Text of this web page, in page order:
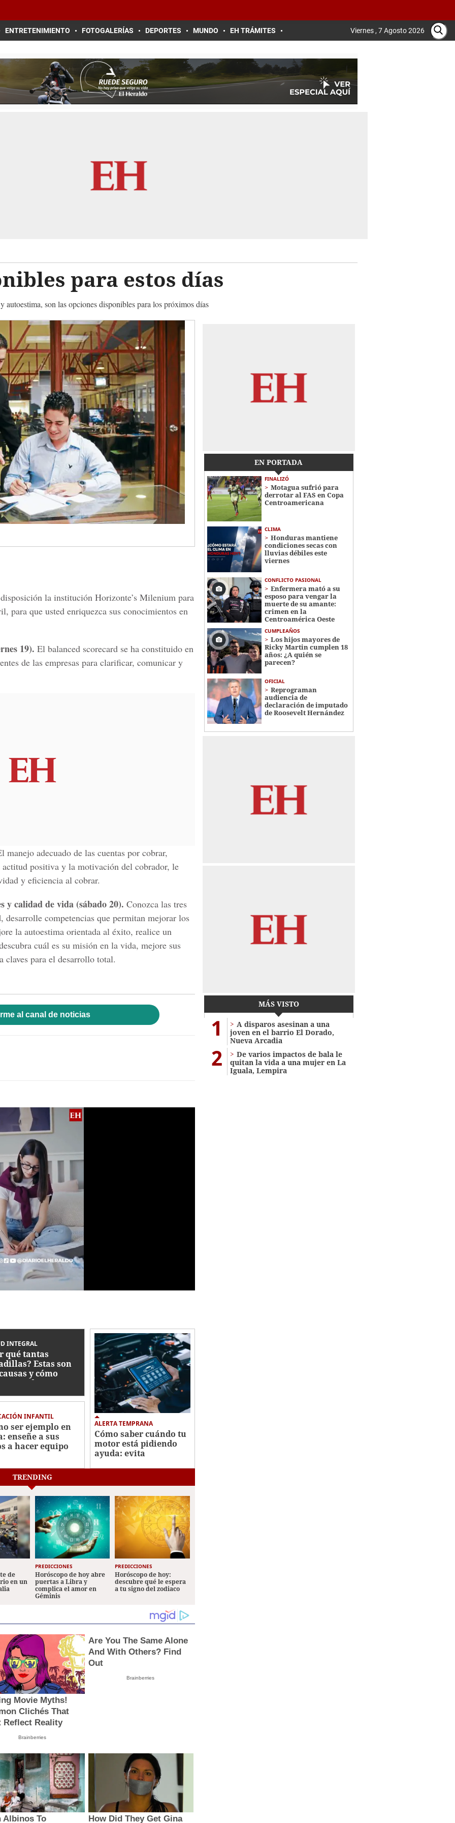
ENTRETENIMIENTO FOTOGALERÍAS DEPORTES MUNDO EH TRÁMITES Viernes , 7 Agosto 2026
para estos días
autoestima, son las opciones disponibles para los próximos días
la institución Horizonte’s Milenium para
para que usted enriquezca sus conocimientos en
19). El balanced scorecard se ha constituido en
de las empresas para clarificar, comunicar y
manejo adecuado de las cuentas por cobrar,
positiva y la motivación del cobrador, le
y eficiencia al cobrar.
y calidad de vida (sábado 20). Conozca las tres
competencias que permitan mejorar los
la autoestima orientada al éxito, realice un
cuál es su misión en la vida, mejore sus
claves para el desarrollo total.
al canal de noticias
INTEGRAL
qué tantas
Estas son
y cómo
su descanso
INFANTIL
ser ejemplo en
enseñe a sus
a hacer equipo
ALERTA TEMPRANA
Cómo saber cuándo tu
motor está pidiendo
ayuda: evita
EN PORTADA
FINALIZÓ
Motagua sufrió para
derrotar al FAS en Copa
Centroamericana
CLIMA
Honduras mantiene
condiciones secas con
lluvias débiles este
viernes
CONFLICTO PASIONAL
Enfermera mató a su
esposo para vengar la
muerte de su amante:
crimen en la
Centroamérica Oeste
CUMPLEAÑOS
Los hijos mayores de
Ricky Martin cumplen 18
años: ¿A quién se
parecen?
OFICIAL
Reprograman
audiencia de
declaración de imputado
de Roosevelt Hernández
MÁS VISTO
1
A disparos asesinan a una
joven en el barrio El Dorado,
Nueva Arcadia
2
De varios impactos de bala le
quitan la vida a una mujer en La
Iguala, Lempira
TRENDING
de
en un
PREDICCIONES
Horóscopo de hoy abre
puertas a Libra y
complica el amor en
Géminis
PREDICCIONES
Horóscopo de hoy:
descubre qué le espera
a tu signo del zodiaco
Movie Myths!
Clichés That
Reflect Reality
Brainberries
Are You The Same Alone
And With Others? Find
Out
Brainberries
Albinos To How Did They Get Gina